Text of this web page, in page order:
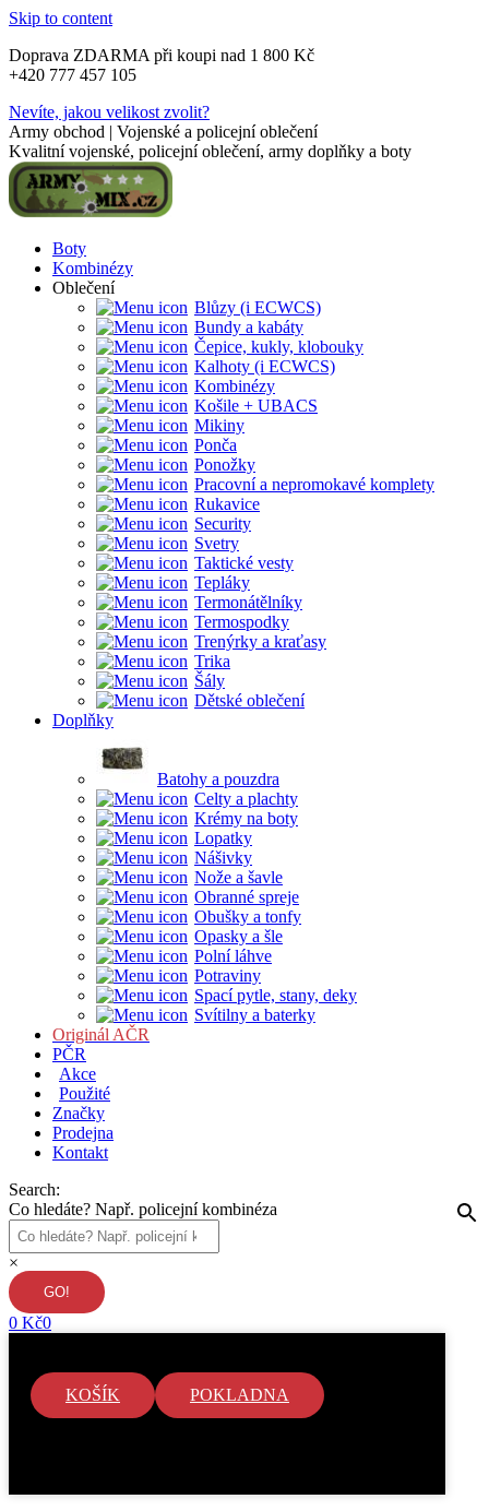
Skip to content
Doprava ZDARMA při koupi nad 1 800 Kč
+420 777 457 105
Nevíte, jakou velikost zvolit?
Army obchod | Vojenské a policejní oblečení
Kvalitní vojenské, policejní oblečení, army doplňky a boty
Boty
Kombinézy
Oblečení
Blůzy (i ECWCS)
Bundy a kabáty
Čepice, kukly, klobouky
Kalhoty (i ECWCS)
Kombinézy
Košile + UBACS
Mikiny
Ponča
Ponožky
Pracovní a nepromokavé komplety
Rukavice
Security
Svetry
Taktické vesty
Tepláky
Termonátělníky
Termospodky
Trenýrky a kraťasy
Trika
Šály
Dětské oblečení
Doplňky
Batohy a pouzdra
Celty a plachty
Krémy na boty
Lopatky
Nášivky
Nože a šavle
Obranné spreje
Obušky a tonfy
Opasky a šle
Polní láhve
Potraviny
Spací pytle, stany, deky
Svítilny a baterky
Originál AČR
PČR
Akce
Použité
Značky
Prodejna
Kontakt
Search:
Co hledáte? Např. policejní kombinéza
×
0 Kč0
KOŠÍK POKLADNA